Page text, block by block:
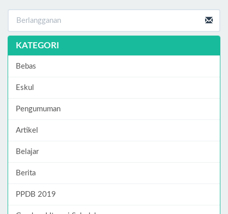
KATEGORI
Bebas
Eskul
Pengumuman
Artikel
Belajar
Berita
PPDB 2019